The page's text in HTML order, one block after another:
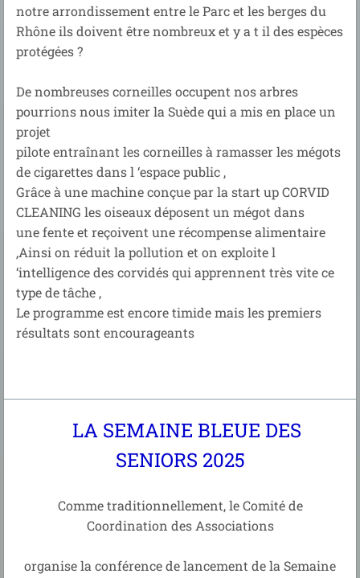
notre arrondissement entre le Parc et les berges du
Rhône ils doivent être nombreux et y a t il des espèces
protégées ?
De nombreuses corneilles occupent nos arbres
pourrions nous imiter la Suède qui a mis en place un
projet
pilote entraînant les corneilles à ramasser les mégots
de cigarettes dans l ‘espace public ,
Grâce à une machine conçue par la start up CORVID
CLEANING les oiseaux déposent un mégot dans
une fente et reçoivent une récompense alimentaire
,Ainsi on réduit la pollution et on exploite l
‘intelligence des corvidés qui apprennent très vite ce
type de tâche ,
Le programme est encore timide mais les premiers
résultats sont encourageants
LA SEMAINE BLEUE DES
SENIORS 2025
Comme traditionnellement, le Comité de
Coordination des Associations
organise la conférence de lancement de la Semaine